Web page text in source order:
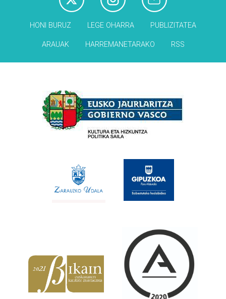
HONI BURUZ LEGE OHARRA PUBLIZITATEA
ARAUAK HARREMANETARAKO RSS